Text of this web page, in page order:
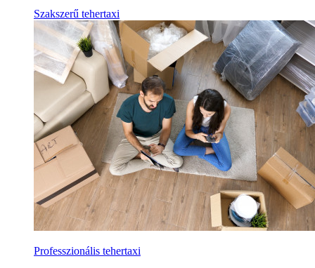
Szakszerű tehertaxi
Professzionális tehertaxi